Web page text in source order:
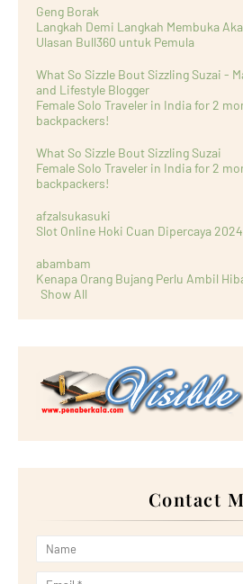
Geng Borak
Langkah Demi Langkah Membuka
Ulasan Bull360 untuk Pemula
What So Sizzle Bout Sizzling Suzai -
and Lifestyle Blogger
Female Solo Traveler in India for 2
backpackers!
What So Sizzle Bout Sizzling Suzai
Female Solo Traveler in India for 2
backpackers!
afzalsukasuki
Slot Online Hoki Cuan Dipercaya 2024
abambam
Kenapa Orang Bujang Perlu Ambil
Show All
Contact